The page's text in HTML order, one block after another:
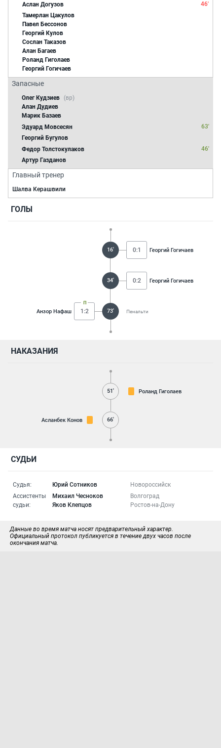
Аслан Догузов
46'
Тамерлан Цакулов
Павел Бессонов
Георгий Кулов
Сослан Таказов
Алан Багаев
Роланд Гиголаев
Георгий Гогичаев
Запасные
Олег Кудзиев
(вр)
Алан Дудиев
Марик Базаев
Эдуард Мовсесян
63'
Георгий Бугулов
Федор Толстокулаков
46'
Артур Газданов
Главный тренер
Шалва Керашвили
ГОЛЫ
16' 0:1 Георгий Гогичаев
34' 0:2 Георгий Гогичаев
Анзор Нафаш 1:2 73' Пенальти
НАКАЗАНИЯ
51' Роланд Гиголаев
Асланбек Конов 66'
СУДЬИ
Судья: Юрий Сотников
Новороссийск
Ассистенты
судьи:
Михаил Чесноков
Волгоград
Яков Клепцов
Ростов-на-Дону
Данные во время матча носят предварительный характер.
Официальный протокол публикуется в течение двух часов после
окончания матча.